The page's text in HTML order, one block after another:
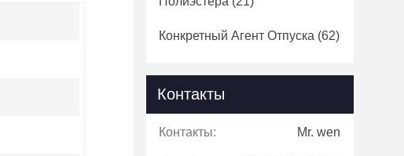
Конкретный Агент Отпуска (62)
Контакты
Контакты: Mr. wen